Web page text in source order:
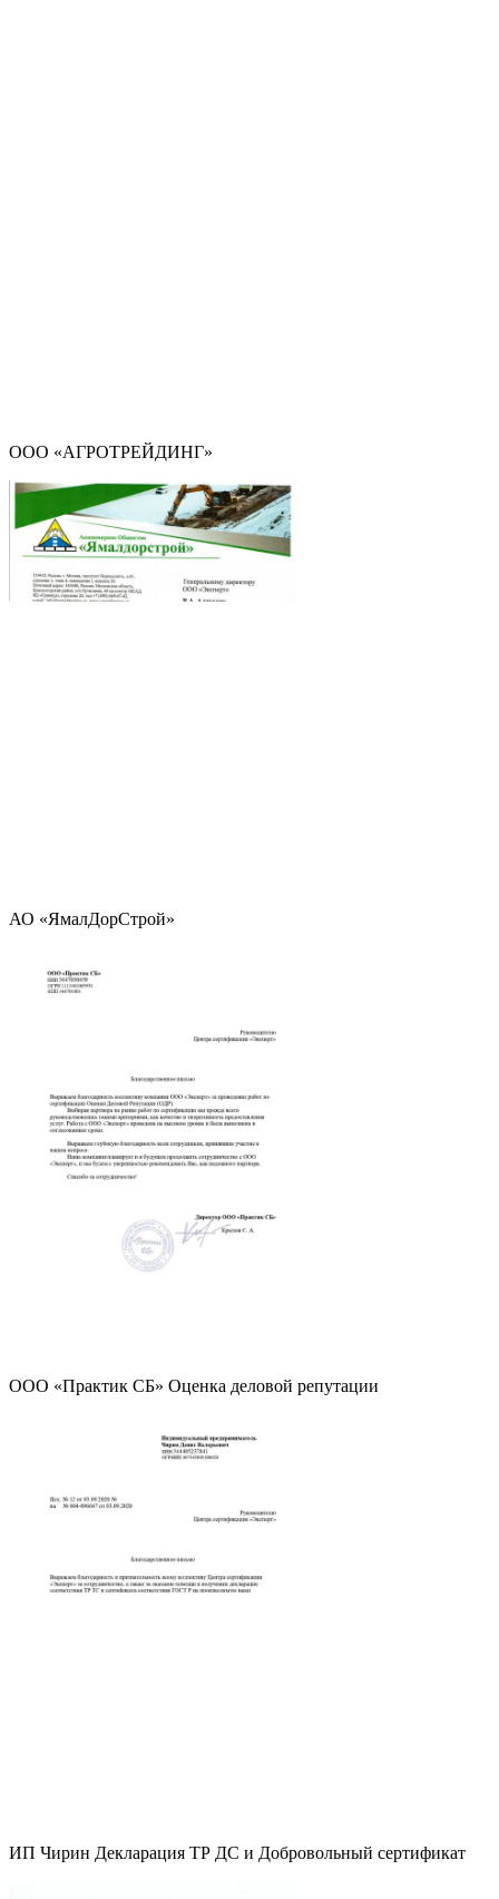
ООО «АГРОТРЕЙДИНГ»
АО «ЯмалДорСтрой»
ООО «Практик СБ» Оценка деловой репутации
ИП Чирин Декларация ТР ДС и Добровольный сертификат